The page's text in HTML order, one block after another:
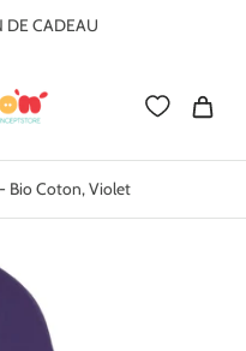
DE CADEAU
Bio Coton, Violet